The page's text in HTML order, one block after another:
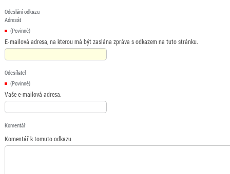
Odeslání odkazu
Adresát
(Povinné)
E-mailová adresa, na kterou má být zaslána zpráva s odkazem na tuto stránku.
Odesílatel
(Povinné)
Vaše e-mailová adresa.
Komentář
Komentář k tomuto odkazu